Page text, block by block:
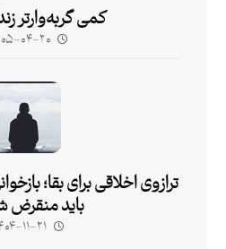
کمی گربه‌وارتر
۱۴۰۵-۰۴-
ترازوی اخلاقی برای بقا؛
باید منقرض
۱۴۰۴-۱۱-